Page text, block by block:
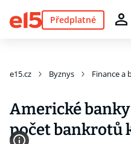
Předplatné
e15.cz Byznys Finance a
Americké
počet bankrotů